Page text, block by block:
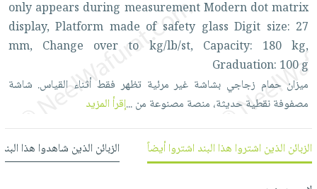
اكسسوارات
منزلية
اكسسوارات
ملابس
مطرزات
حقائب
حلي
عناية
صندوق
القراءة
iKitab
بلا
حدود
متقدم
نيل
وفرات
عن
الشركة
سياسة
الشركة
حسابك
لائحة
الأمنيات
only appears during measurementModern dotmatrix
display,Platform made of safety glassDigit size: 27
mm, Change overto kg/lb/st, Capacity: 180kg,
Graduation: 100g
ميزانحمام زجاجي بشاشة غير مرئيةتظهر فقطأثناء القياس. شاشة
مصفوفةنقطيةحديثة، منصة مصنوعة من...إقرأ المزيد
الزبائن الذين اشتروا هذا البند اشتروا أيضاً الزبائن الذين شاهدوا هذا